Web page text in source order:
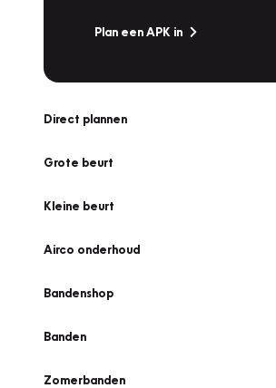
Plan een APK in
Direct plannen
Grote beurt
Kleine beurt
Airco onderhoud
Bandenshop
Banden
Zomerbanden